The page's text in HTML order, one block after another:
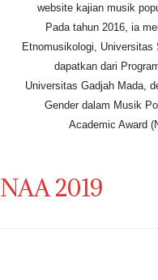
website kajian musik
Pada tahun 2016, ia
Etnomusikologi,
dapatkan dari
Universitas Gadjah Mada,
Gender dalam Musik
Academic Award
NAA 2019